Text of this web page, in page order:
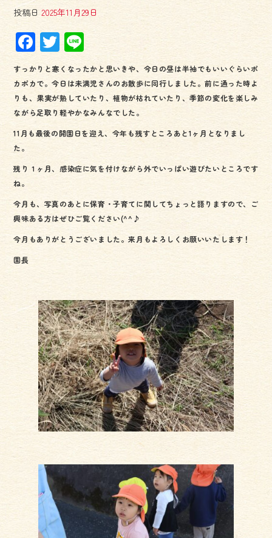
投稿日 2025年11月29日
F
ac
e
b
o
ok
T
wi
tt
er
ne
すっかりと寒くなったかと思いきや、今日の昼は半袖でもいいぐらいポ
カポカで。今日は未満児さんのお散歩に同行しました。前に通った時よ
りも、果実が熟していたり、植物が枯れていたり、季節の変化を楽しみ
ながら足取り軽やかなみんなでした。
11月も最後の開園日を迎え、今年も残すところあと1ヶ月となりまし
た。
残り１ヶ月、感染症に気を付けながら外でいっぱい遊びたいところです
ね。
今月も、写真のあとに保育・子育てに関してちょっと語りますので、ご
興味ある方はぜひご覧ください(^^♪
今月もありがとうございました。来月もよろしくお願いいたします！
園長